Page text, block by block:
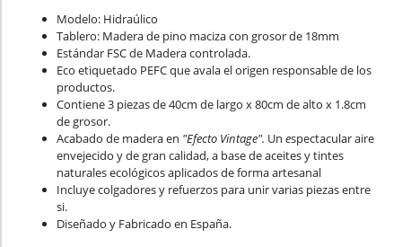
Modelo: Hidraúlico
Tablero: Madera de pino maciza con grosor de 18mm
Estándar FSC de Madera controlada.
Eco etiquetado PEFC que avala el origen responsable de los
productos.
Contiene 3 piezas de 40cm de largo x 80cm de alto x 1.8cm
de grosor.
Acabado de madera en "Efecto Vintage". Un espectacular aire
envejecido y de gran calidad, a base de aceites y tintes
naturales ecológicos aplicados de forma artesanal
Incluye colgadores y refuerzos para unir varias piezas entre
si.
Diseñado y Fabricado en España.